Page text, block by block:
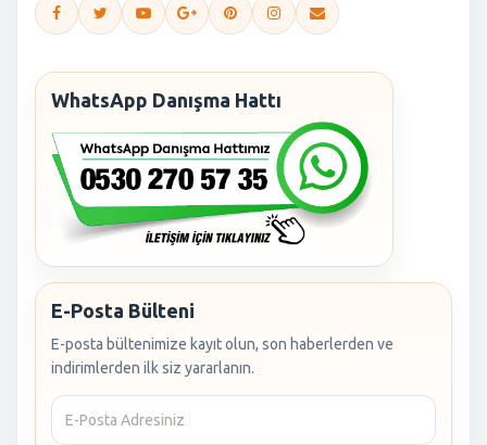
WhatsApp Danışma Hattı
E-Posta Bülteni
E-posta bültenimize kayıt olun, son haberlerden ve
indirimlerden ilk siz yararlanın.